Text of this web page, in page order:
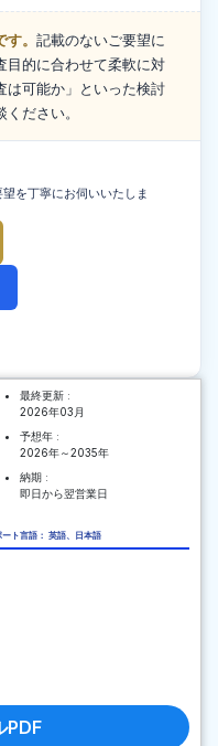
。 記載のないご要望に
目的に合わせて柔軟に対
は可能か」といった検討
ださい。
を丁寧にお伺いいたしま
最終更新 :
2026年03月
予想年 :
2026年～2035年
納期 :
即日から翌営業日
ート言語： 英語、日本語
PDF